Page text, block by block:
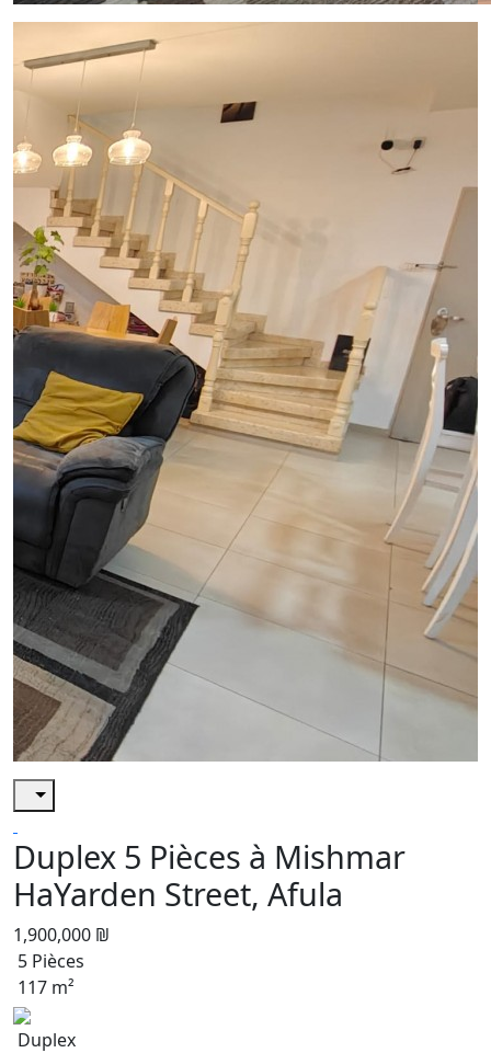
Duplex 5 Pièces à Mishmar
HaYarden Street, Afula
1,900,000 ₪
5 Pièces
117 m²
Duplex